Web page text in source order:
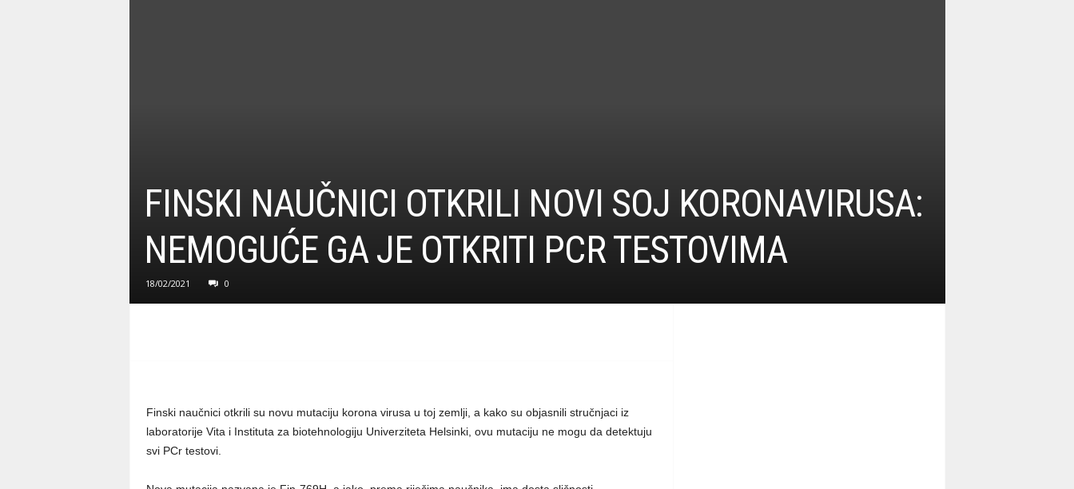
FINSKI NAUČNICI OTKRILI NOVI SOJ KORONAVIRUSA:
NEMOGUĆE GA JE OTKRITI PCR TESTOVIMA
18/02/2021 0
Finski naučnici otkrili su novu mutaciju korona virusa u toj zemlji, a kako su objasnili stručnjaci iz
laboratorije Vita i Instituta za biotehnologiju Univerziteta Helsinki, ovu mutaciju ne mogu da detektuju
svi PCr testovi.